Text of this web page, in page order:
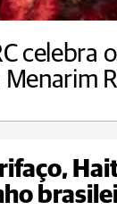
celebra
Menarim